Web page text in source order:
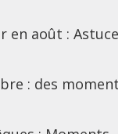
en août : Astuces
: des moments